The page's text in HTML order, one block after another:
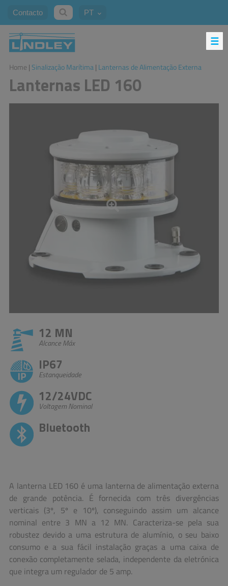
Contacto PT
Home | Sinalização Marítima| Lanternas de Alimentação Externa
Lanternas LED 160
12 MN
Alcance Máx
IP67
Estanqueidade
12/24VDC
Voltagem Nominal
Bluetooth
A lanterna LED 160 é uma lanterna de alimentação externa
de grande potência. É fornecida com três divergências
verticais (3º, 5º e 10º), conseguindo assim um alcance
nominal entre 3 MN a 12 MN. Caracteriza-se pela sua
robustez devido a uma estrutura de alumínio, o seu baixo
consumo e a sua fácil instalação graças a uma caixa de
conexão completamente selada, independente da eletrónica
que integra um regulador de 5 amp.